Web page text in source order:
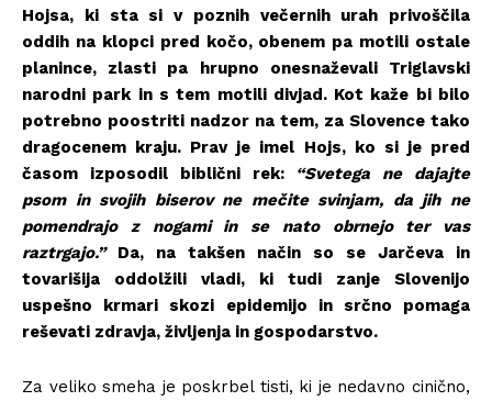
Hojsa, ki sta si v poznih večernih urah privoščila
oddih na klopci pred kočo, obenem pa motili ostale
planince, zlasti pa hrupno onesnaževali Triglavski
narodni park in s tem motili divjad. Kot kaže bi bilo
potrebno poostriti nadzor na tem, za Slovence tako
dragocenem kraju. Prav je imel Hojs, ko si je pred
časom izposodil biblični rek: “Svetega ne dajajte
psom in svojih biserov ne mečite svinjam, da jih ne
pomendrajo z nogami in se nato obrnejo ter vas
raztrgajo.”Da, na takšen način so se Jarčeva in
tovarišija oddolžili vladi, ki tudi zanje Slovenijo
uspešno krmari skozi epidemijo in srčno pomaga
reševati zdravja, življenja in gospodarstvo.
Za veliko smeha je poskrbel tisti, ki je nedavno cinično,